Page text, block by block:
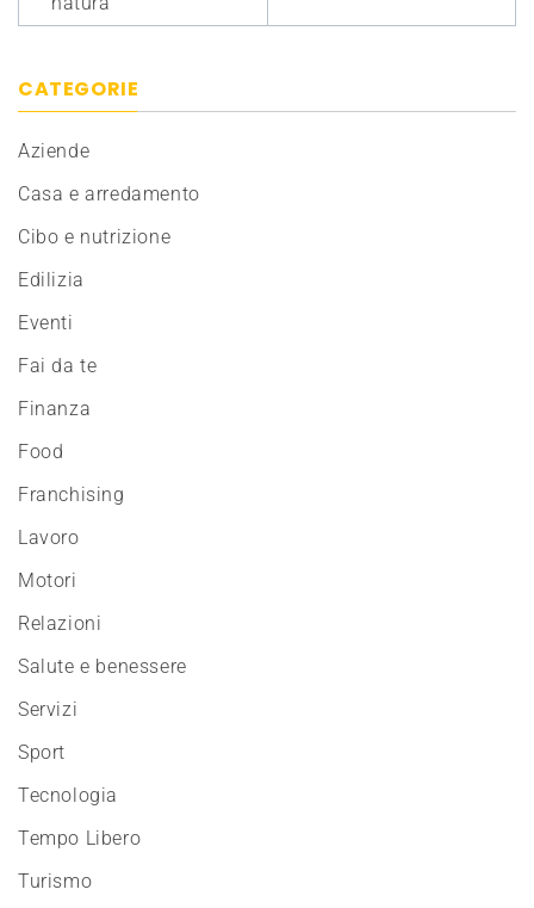
CATEGORIE
Aziende
Casa e arredamento
Cibo e nutrizione
Edilizia
Eventi
Fai da te
Finanza
Food
Franchising
Lavoro
Motori
Relazioni
Salute e benessere
Servizi
Sport
Tecnologia
Tempo Libero
Turismo